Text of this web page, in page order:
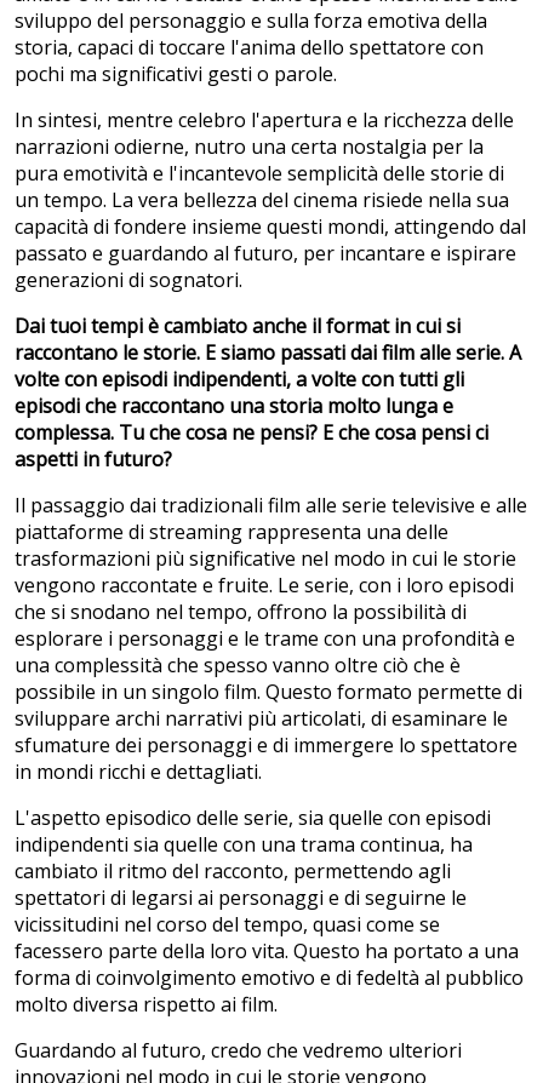
sviluppo del personaggio e sulla forza emotiva della
storia, capaci di toccare l'anima dello spettatore con
pochi ma significativi gesti o parole.
In sintesi, mentre celebro l'apertura e la ricchezza delle
narrazioni odierne, nutro una certa nostalgia per la
pura emotività e l'incantevole semplicità delle storie di
un tempo. La vera bellezza del cinema risiede nella sua
capacità di fondere insieme questi mondi, attingendo dal
passato e guardando al futuro, per incantare e ispirare
generazioni di sognatori.
Dai tuoi tempi è cambiato anche il format in cui si
raccontano le storie. E siamo passati dai film alle serie. A
volte con episodi indipendenti, a volte con tutti gli
episodi che raccontano una storia molto lunga e
complessa. Tu che cosa ne pensi? E che cosa pensi ci
aspetti in futuro?
Il passaggio dai tradizionali film alle serie televisive e alle
piattaforme di streaming rappresenta una delle
trasformazioni più significative nel modo in cui le storie
vengono raccontate e fruite. Le serie, con i loro episodi
che si snodano nel tempo, offrono la possibilità di
esplorare i personaggi e le trame con una profondità e
una complessità che spesso vanno oltre ciò che è
possibile in un singolo film. Questo formato permette di
sviluppare archi narrativi più articolati, di esaminare le
sfumature dei personaggi e di immergere lo spettatore
in mondi ricchi e dettagliati.
L'aspetto episodico delle serie, sia quelle con episodi
indipendenti sia quelle con una trama continua, ha
cambiato il ritmo del racconto, permettendo agli
spettatori di legarsi ai personaggi e di seguirne le
vicissitudini nel corso del tempo, quasi come se
facessero parte della loro vita. Questo ha portato a una
forma di coinvolgimento emotivo e di fedeltà al pubblico
molto diversa rispetto ai film.
Guardando al futuro, credo che vedremo ulteriori
innovazioni nel modo in cui le storie vengono